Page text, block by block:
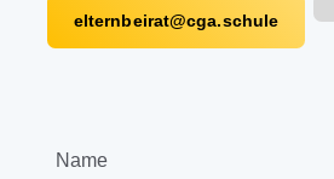
elternbeirat@cga.schule
Name